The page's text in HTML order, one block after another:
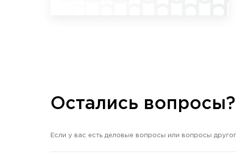
Остались вопросы?
Если у вас есть деловые вопросы или вопросы